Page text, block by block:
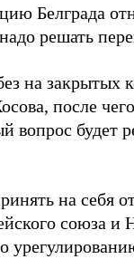
Белграда
решать
на закрытых
после
вопрос будет
на себя
союза